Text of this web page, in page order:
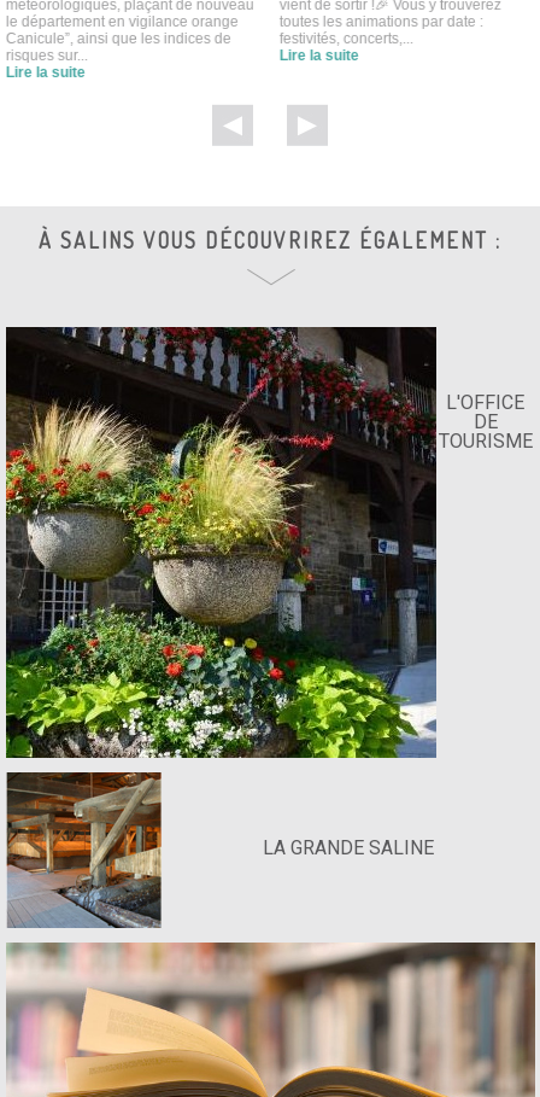
météorologiques, plaçant de nouveau
le département en vigilance orange
Canicule”, ainsi que les indices de
risques sur...
Lire la suite
vient de sortir !🎉 Vous y trouverez
toutes les animations par date :
festivités, concerts,...
Lire la suite
À SALINS VOUS DÉCOUVRIREZ ÉGALEMENT :
L'OFFICE
DE
TOURISME
LA GRANDE SALINE